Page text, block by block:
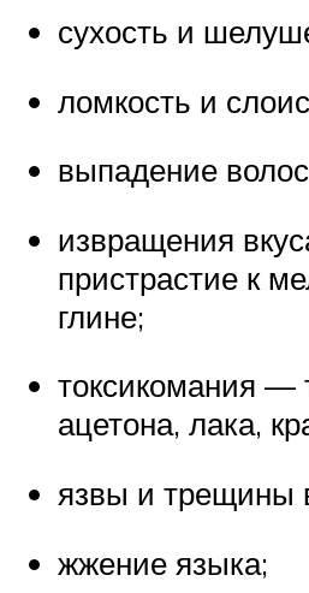
сухость и
ломкость и
выпадение
извращения
пристрастие к
глине;
токсикомания —
ацетона, лака,
язвы и трещины
жжение языка;